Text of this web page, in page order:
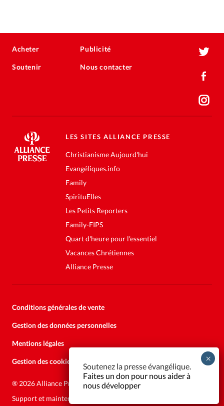
Acheter
Soutenir
Publicité
Nous contacter
LES SITES ALLIANCE PRESSE
Christianisme Aujourd'hui
Evangéliques.info
Family
SpirituElles
Les Petits Reporters
Family-FIPS
Quart d'heure pour l'essentiel
Vacances Chrétiennes
Alliance Presse
Conditions générales de vente
Gestion des données personnelles
Mentions légales
Gestion des cookies
® 2026 Alliance Presse
Support et maintenance:
Soutenez la presse évangélique.
Faites un don pour nous aider à
nous développer